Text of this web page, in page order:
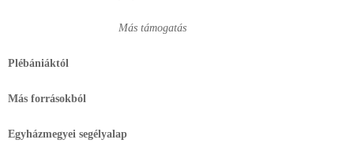
Más támogatás
Plébániáktól
Más forrásokból
Egyházmegyei segélyalap